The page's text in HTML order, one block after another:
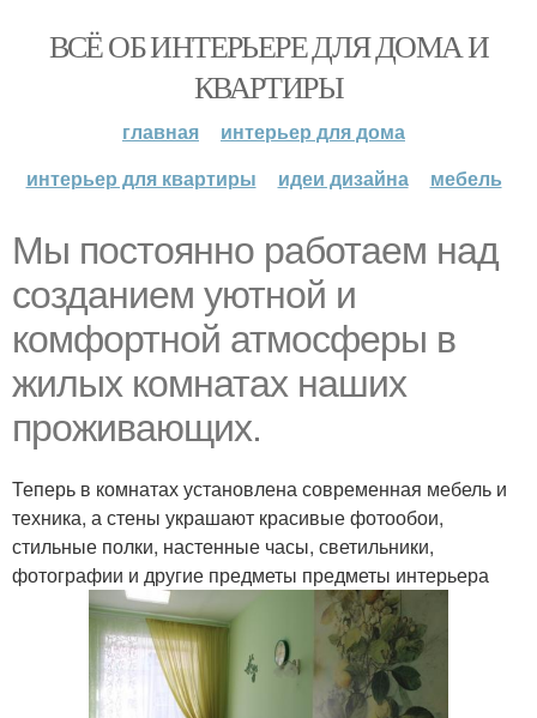
ВСЁ ОБ ИНТЕРЬЕРЕ ДЛЯ ДОМА И
КВАРТИРЫ
главная
интерьер для дома
интерьер для квартиры
идеи дизайна мебель
Мы постоянно работаем над
созданием уютной и
комфортной атмосферы в
жилых комнатах наших
проживающих.
Теперь в комнатах установлена современная мебель и
техника, а стены украшают красивые фотообои,
стильные полки, настенные часы, светильники,
фотографии и другие предметы предметы интерьера